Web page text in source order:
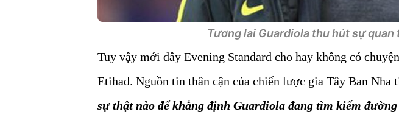
Tương lai Guardiola thu hút sự quan
Tuy vậy mới đây Evening Standard cho hay không có
Etihad. Nguồn tin thân cận của chiến lược gia Tây Ban Nha
sự thật nào để khẳng định Guardiola đang tìm kiếm